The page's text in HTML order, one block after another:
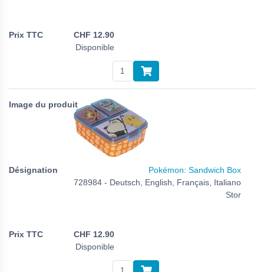
CHF 12.90
Disponible
Pokémon: Sandwich Box
728984 - Deutsch, English, Français, Italiano
Stor
CHF 12.90
Disponible